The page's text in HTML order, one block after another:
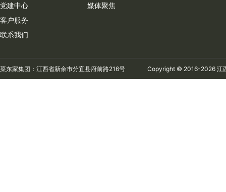
党建中心
客户服务
联系我们
媒体聚焦
菜东家集团：江西省新余市分宜县府前路216号 Copyright © 2016-2026 江